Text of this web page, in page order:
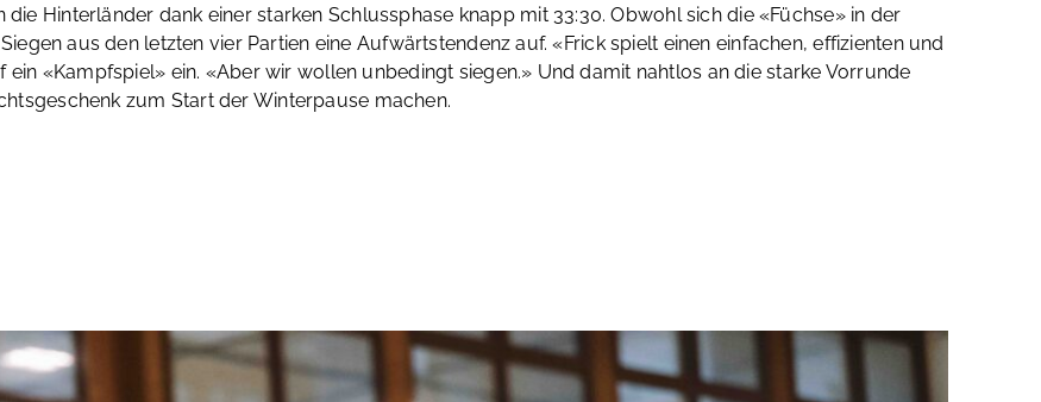
Hinterländer dank einer starken Schlussphase knapp mit 33:30. Obwohl sich die «Füchse» in der
aus den letzten vier Partien eine Aufwärtstendenz auf. «Frick spielt einen einfachen, effizienten und
«Kampfspiel» ein. «Aber wir wollen unbedingt siegen.» Und damit nahtlos an die starke Vorrunde
zum Start der Winterpause machen.